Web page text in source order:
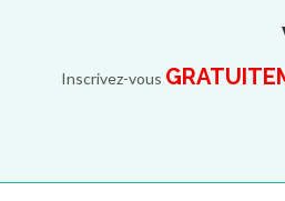
Inscrivez-vous